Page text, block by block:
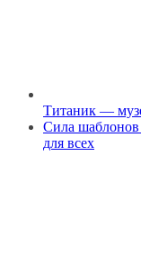
Титаник —
Сила шаблонов
для всех